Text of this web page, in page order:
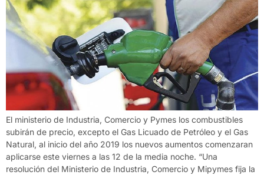
El ministerio de Industria, Comercio y Pymes los combustibles
subirán de precio, excepto el Gas Licuado de Petróleo y el Gas
Natural, al inicio del año 2019 los nuevos aumentos comenzaran
aplicarse este viernes a las 12 de la media noche. “Una
resolución del Ministerio de Industria, Comercio y Mipymes fija la